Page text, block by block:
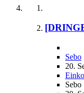
Sebo
20.
Sebo